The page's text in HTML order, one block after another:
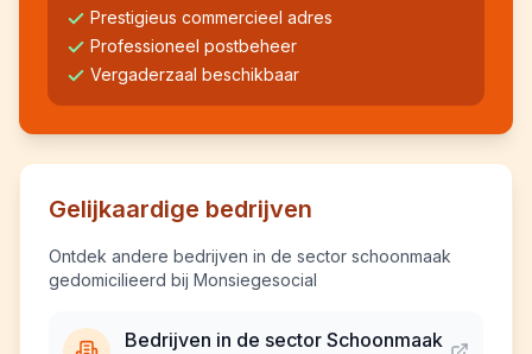
Prestigieus commercieel adres
Professioneel postbeheer
Vergaderzaal beschikbaar
Gelijkaardige bedrijven
Ontdek andere bedrijven in de sector schoonmaak
gedomicilieerd bij Monsiegesocial
Bedrijven in de sector Schoonmaak